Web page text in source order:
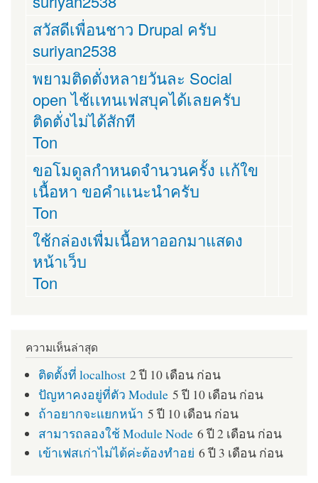
สวัสดีเพื่อนชาว Drupal ครับ
suriyan2538
พยามติดตั่งหลายวันละ Social
open ไช้เเทนเฟสบุคได้เลยครับ
ติดตั่งไม่ได้สักที
Ton
ขอโมดูลกำหนดจำนวนครั้ง เเก้ใข
เนื้อหา ขอคำเเนะนำครับ
Ton
ใช้กล่องเพื่มเนื้อหาออกมาแสดง
หน้าเว็บ
Ton
ความเห็นล่าสุด
ติดตั้งที่ localhost 2 ปี 10 เดือน ก่อน
ปัญหาคงอยู่ที่ตัว Module 5 ปี 10 เดือน ก่อน
ถ้าอยากจะแยกหน้า 5 ปี 10 เดือน ก่อน
สามารถลองใช้ Module Node 6 ปี 2 เดือน ก่อน
เข้าเฟสเก่าไม่ได้ค่ะต้องทำอย่ 6 ปี 3 เดือน ก่อน